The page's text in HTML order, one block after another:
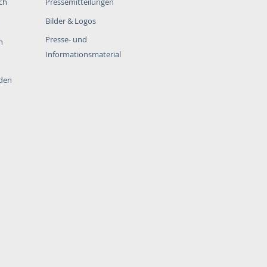
Pressemitteilungen
Bilder & Logos
Presse- und
Informationsmaterial